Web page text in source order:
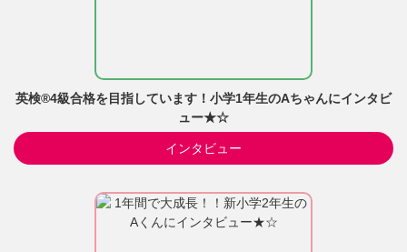
英検®4級合格を目指しています！小学1年生のAちゃんにインタビ
ュー★☆
インタビュー